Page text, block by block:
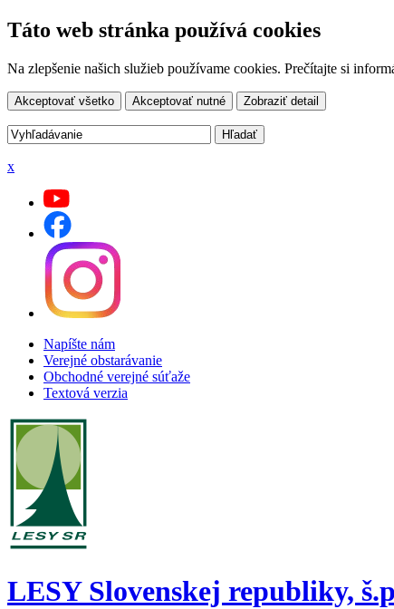
Táto web stránka používá cookies
Na zlepšenie našich služieb používame cookies. Prečítajte si
Akceptovať všetko Akceptovať nutné Zobraziť detail
x
Napíšte nám
Verejné obstarávanie
Obchodné verejné súťaže
Textová verzia
LESY Slovenskej republiky,